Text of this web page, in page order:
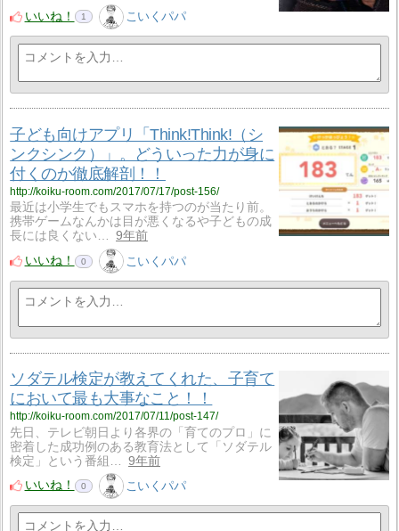
いいね！
1 こいくパパ
子ども向けアプリ「Think!Think!（シ
ンクシンク）」。どういった力が身に
付くのか徹底解剖！！
http://koiku-room.com/2017/07/17/post-156/
最近は小学生でもスマホを持つのが当たり前。
携帯ゲームなんかは目が悪くなるや子どもの成
長には良くない…
9年前
いいね！
0 こいくパパ
ソダテル検定が教えてくれた、子育て
において最も大事なこと！！
http://koiku-room.com/2017/07/11/post-147/
先日、テレビ朝日より各界の「育てのプロ」に
密着した成功例のある教育法として「ソダテル
検定」という番組…
9年前
いいね！
0 こいくパパ